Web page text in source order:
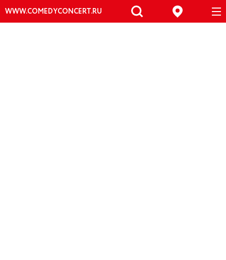
WWW.COMEDYCONCERT.RU